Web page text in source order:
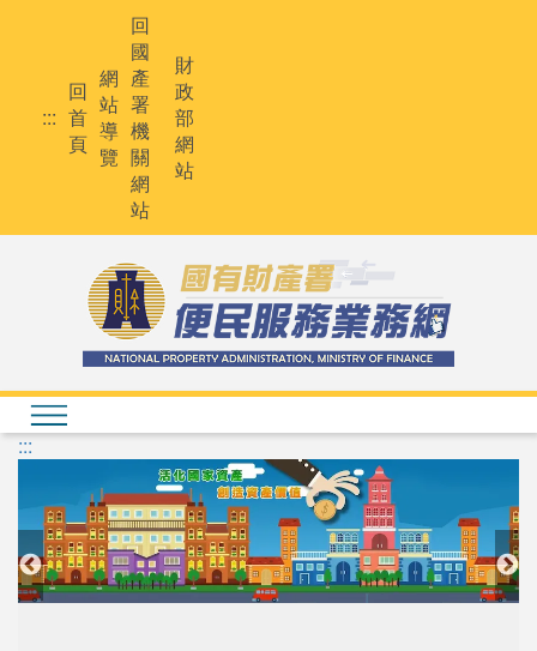
:::
回
首
頁
網
站
導
覽
回
國
產
署
機
關
網
站
財
政
部
網
站
:::